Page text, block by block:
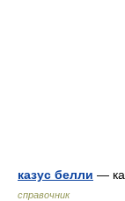
казус белли —
справочник